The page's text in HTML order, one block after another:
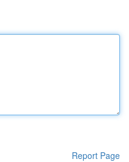
Report Page